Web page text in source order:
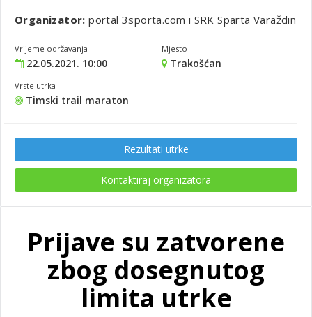
Organizator:portal 3sporta.com i SRK Sparta Varaždin
Vrijeme održavanja
22.05.2021. 10:00
Mjesto
Trakošćan
Vrste utrka
Timski trail maraton
Rezultati utrke
Kontaktiraj organizatora
Prijave su zatvorene
zbog dosegnutog
limita utrke